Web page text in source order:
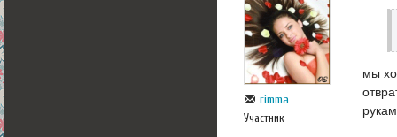
rimma
Участник
мы